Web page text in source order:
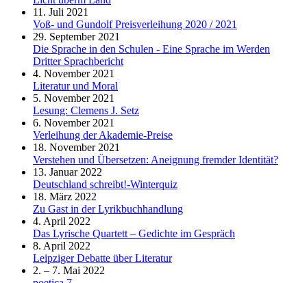
11. Juli 2021
Voß- und Gundolf Preisverleihung 2020 / 2021
29. September 2021
Die Sprache in den Schulen - Eine Sprache im Werden
Dritter Sprachbericht
4. November 2021
Literatur und Moral
5. November 2021
Lesung: Clemens J. Setz
6. November 2021
Verleihung der Akademie-Preise
18. November 2021
Verstehen und Übersetzen: Aneignung fremder Identität?
13. Januar 2022
Deutschland schreibt!-Winterquiz
18. März 2022
Zu Gast in der Lyrikbuchhandlung
4. April 2022
Das Lyrische Quartett – Gedichte im Gespräch
8. April 2022
Leipziger Debatte über Literatur
2. – 7. Mai 2022